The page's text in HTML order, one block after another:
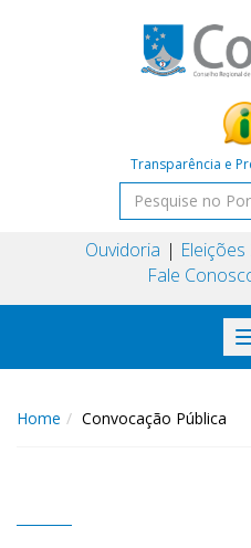
Transparência e
Ouvidoria
Fale
Home Convocação Pública